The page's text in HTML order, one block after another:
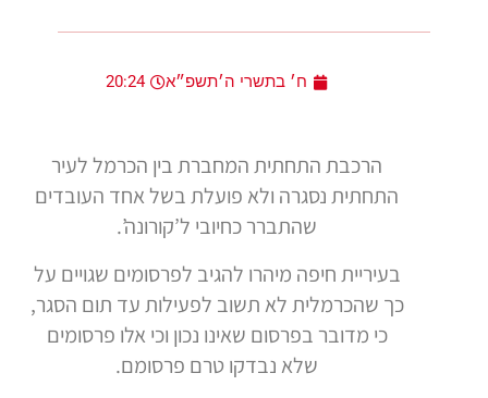
ח׳ בתשרי ה׳תשפ״א 20:24
הרכבת התחתית המחברת בין הכרמל לעיר
התחתית נסגרה ולא פועלת בשל אחד העובדים
שהתברר כחיובי ל’קורונה’.
בעיריית חיפה מיהרו להגיב לפרסומים שגויים על
כך שהכרמלית לא תשוב לפעילות עד תום הסגר,
כי מדובר בפרסום שאינו נכון וכי אלו פרסומים
שלא נבדקו טרם פרסומם.